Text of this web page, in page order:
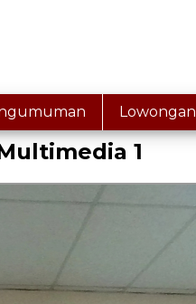
Lowongan
1